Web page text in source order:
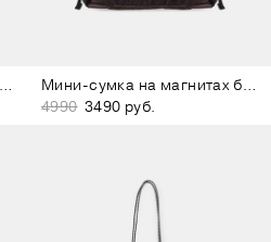
Сумка на плечо серо-лиловая
Мини-сумка на магнитах бордово-коричневая
4990 3490 руб.